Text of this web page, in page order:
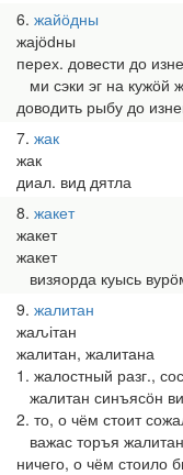
6 жайӧдны
жајӧԁны
перех. довести до
ми сэки эг на кужӧй
доводить рыбу до
7 жак
жак
диал. вид дятла
8 жакет
жакет
жакет
визяорда куысь
9 жалитан
жаԉітан
жалитан, жалитана
1. жалостный разг.,
жалитан синъясӧн
2. то, о чём стоит
важас торъя
ничего, о чём стоило